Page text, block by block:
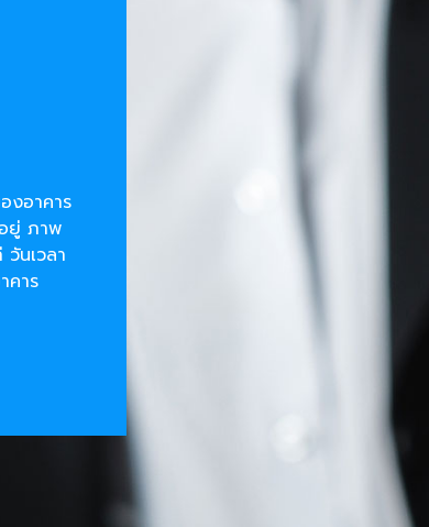
งอาคาร
ยู่ ภาพ
นเวลา
คาร